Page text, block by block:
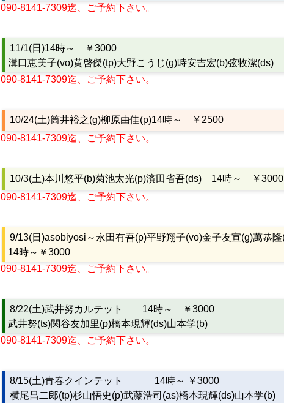
090-8141-7309迄、ご予約下さい。
11/1(日)14時～ ￥3000
溝口恵美子(vo)黄啓傑(tp)大野こうじ(g)時安吉宏(b)弦牧潔(ds)
090-8141-7309迄、ご予約下さい。
10/24(土)筒井裕之(g)柳原由佳(p)14時～ ￥2500
090-8141-7309迄、ご予約下さい。
10/3(土)本川悠平(b)菊池太光(p)濱田省吾(ds) 14時～ ￥3000
090-8141-7309迄、ご予約下さい。
9/13(日)asobiyosi～永田有吾(p)平野翔子(vo)金子友宣(g)萬恭
14時～￥3000
090-8141-7309迄、ご予約下さい。
8/22(土)武井努カルテット 14時～ ￥3000
武井努(ts)関谷友加里(p)橋本現輝(ds)山本学(b)
090-8141-7309迄、ご予約下さい。
8/15(土)青春クインテット 14時～ ￥3000
横尾昌二郎(tp)杉山悟史(p)武藤浩司(as)橋本現輝(ds)山本学(b)